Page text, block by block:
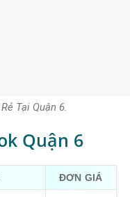
Tại Quận 6.
Quận 6
ĐƠN GIÁ